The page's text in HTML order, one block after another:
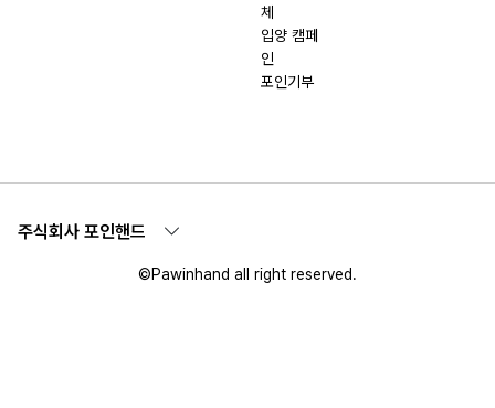
체
입양 캠페
인
포인기부
주식회사 포인핸드
©Pawinhand all right reserved.